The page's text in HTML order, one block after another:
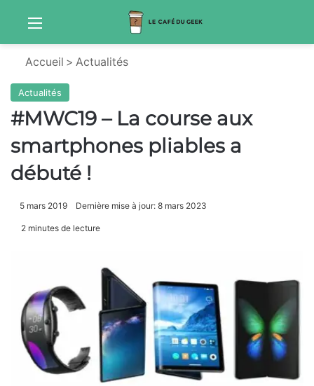
Accueil > Actualités
Actualités
#MWC19 – La course aux
smartphones pliables a
débuté !
5 mars 2019 Dernière mise à jour: 8 mars 2023
2 minutes de lecture